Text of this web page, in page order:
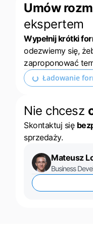
Umów
ekspertem
Wypełnij krótki
odezwiemy się,
zaproponować
Ładowanie
Nie chcesz
Skontaktuj się
sprzedaży.
Mateusz
Business